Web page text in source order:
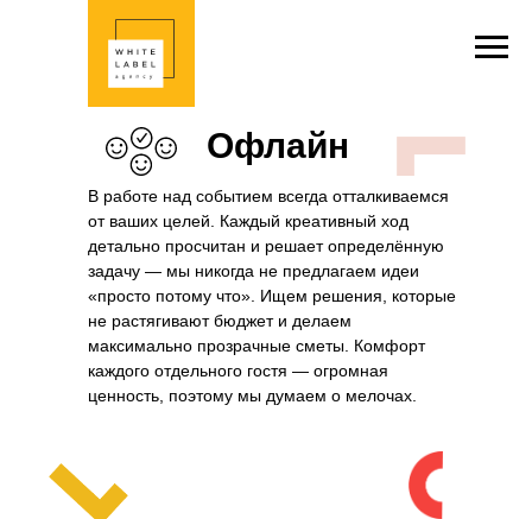
В работе над событием всегда отталкиваемся
от ваших целей. Каждый креативный ход
детально просчитан и решает определённую
задачу — мы никогда не предлагаем идеи
«просто потому что»‎. Ищем решения, которые
не растягивают бюджет и делаем
максимально прозрачные сметы. Комфорт
каждого отдельного гостя — огромная
ценность, поэтому мы думаем о мелочах.
Oфлайн